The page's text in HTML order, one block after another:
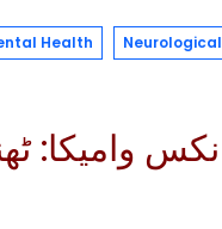
Health
Neurological
نکس وامیکا: